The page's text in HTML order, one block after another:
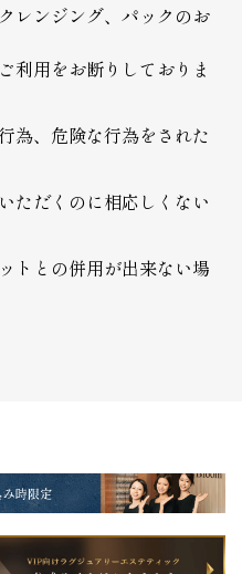
レンジング、パックのお
利用をお断りしておりま
為、危険な行為をされた
ただくのに相応しくない
トとの併用が出来ない場